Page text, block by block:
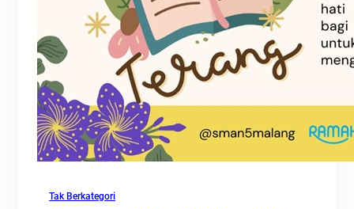
Tak Berkategori